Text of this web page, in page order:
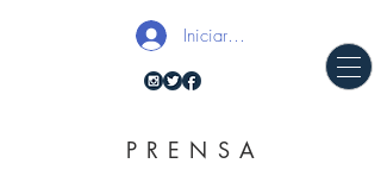
Iniciar sesión
PRENSA